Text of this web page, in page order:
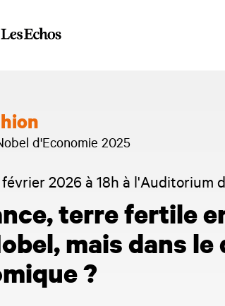
d'Economie 2025
2026 à 18h à l'Auditorium
terre fertile
mais dans le
?